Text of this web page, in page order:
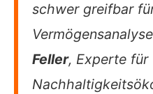
schwer greifbar
Feller, Experte für